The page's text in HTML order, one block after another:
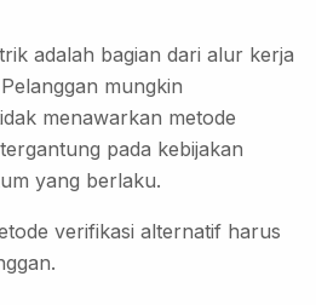
adalah bagian dari alur kerja
mungkin
menawarkan metode
pada kebijakan
yang berlaku.
verifikasi alternatif harus